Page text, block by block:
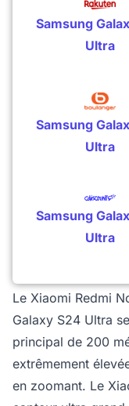
Samsung
Ultra
Samsung
Ultra
Samsung
Ultra
Le Xiaomi Redmi
Galaxy S24 Ultra
principal de 200
extrêmement
en zoomant. Le